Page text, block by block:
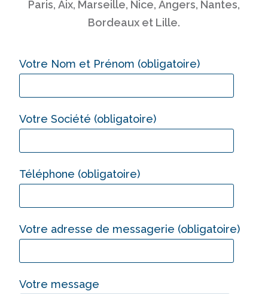
Paris, Aix, Marseille, Nice, Angers, Nantes,
Bordeaux et Lille.
Votre Nom et Prénom (obligatoire)
Votre Société (obligatoire)
Téléphone (obligatoire)
Votre adresse de messagerie (obligatoire)
Votre message